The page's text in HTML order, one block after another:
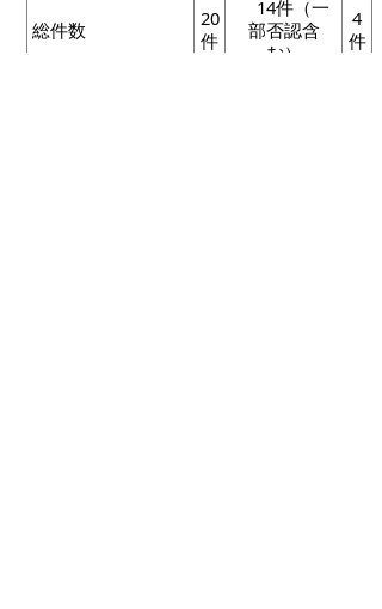
総件数
20
件
14件（一
部否認含
む）
4
件